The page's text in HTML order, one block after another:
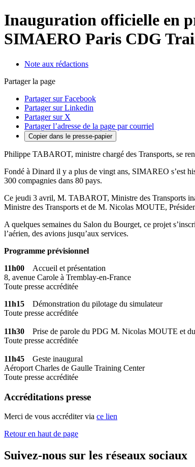
Inauguration officielle en
SIMAERO Paris CDG
Note aux rédactions
Partager la page
Partager sur Facebook
Partager sur Linkedin
Partager sur X
Partager l’adresse de la page par courriel
Copier dans le presse-papier
Philippe TABAROT, ministre chargé des Transports, se
Fondé à Dinard il y a plus de vingt ans, SIMAREO s’est
300 compagnies dans 80 pays.
Ce jeudi 3 avril, M. TABAROT, Ministre des Transports
Ministre des Transports et de M. Nicolas MOUTE,
A quelques semaines du Salon du Bourget, ce projet
l’aérien, des avions jusqu’aux services.
Programme prévisionnel
11h00 Accueil et présentation
8, avenue Carole à Tremblay-en-France
Toute presse accréditée
11h15 Démonstration du pilotage du simulateur
Toute presse accréditée
11h30 Prise de parole du PDG M. Nicolas MOUTE et
Toute presse accréditée
11h45 Geste inaugural
Aéroport Charles de Gaulle Training Center
Toute presse accréditée
Accréditations presse
Merci de vous accréditer via ce lien
Retour en haut de page
Suivez-nous sur les réseaux sociaux